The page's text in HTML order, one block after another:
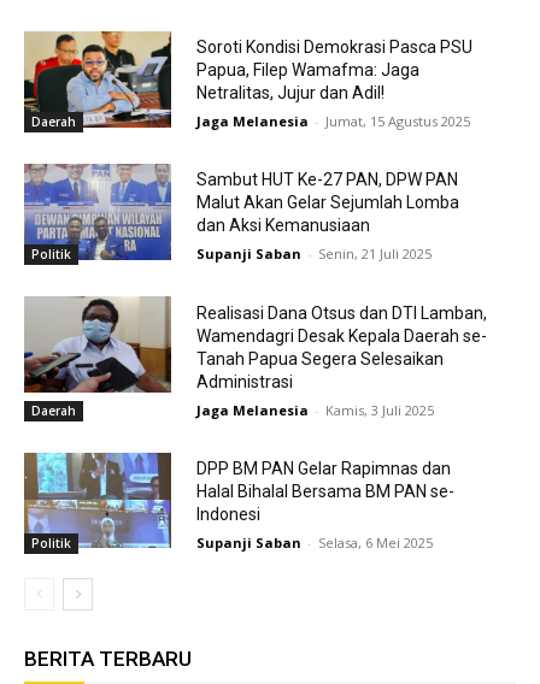
Daerah
Soroti Kondisi Demokrasi Pasca PSU
Papua, Filep Wamafma: Jaga
Netralitas, Jujur dan Adil!
Jaga Melanesia - Jumat, 15 Agustus 2025
Politik
Sambut HUT Ke-27 PAN, DPW PAN
Malut Akan Gelar Sejumlah Lomba
dan Aksi Kemanusiaan
Supanji Saban - Senin, 21 Juli 2025
Daerah
Realisasi Dana Otsus dan DTI Lamban,
Wamendagri Desak Kepala Daerah se-
Tanah Papua Segera Selesaikan
Administrasi
Jaga Melanesia - Kamis, 3 Juli 2025
Politik
DPP BM PAN Gelar Rapimnas dan
Halal Bihalal Bersama BM PAN se-
Indonesi
Supanji Saban - Selasa, 6 Mei 2025
BERITA TERBARU